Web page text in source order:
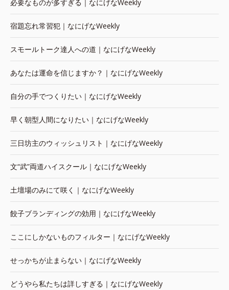
必要なものが多すぎる｜なにげなWeekly
宿題忘れ常習犯｜なにげなWeekly
スモールトーク達人への道｜なにげなWeekly
あなたは運命を信じますか？｜なにげなWeekly
自分の手でつくりたい｜なにげなWeekly
早く朝型人間になりたい｜なにげなWeekly
三日坊主のウィッシュリスト｜なにげなWeekly
文“武”両道ハイスクール｜なにげなWeekly
土壇場のみにて咲く｜なにげなWeekly
餃子ブランディングの効用｜なにげなWeekly
ここにしかないものフィルター｜なにげなWeekly
せっかちが止まらない｜なにげなWeekly
どうやら私たちは詳しすぎる｜なにげなWeekly